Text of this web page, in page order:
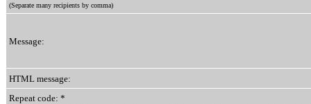
(Separate many recipients by comma)
Message:
HTML message:
Repeat code: *